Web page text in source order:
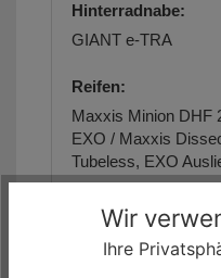
Hinterradnabe:
GIANT e-TRA
Reifen:
Maxxis Minion DHF
EXO / Maxxis
Tubeless, EXO
Felgen:
30mm Innenweite
Wir
Ihre